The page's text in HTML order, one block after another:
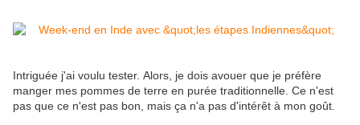
Intriguée j'ai voulu tester. Alors, je dois avouer que je préfère
manger mes pommes de terre en purée traditionnelle. Ce n'est
pas que ce n'est pas bon, mais ça n'a pas d'intérêt à mon goût.